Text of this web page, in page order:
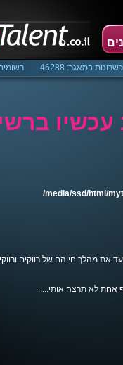
כשרונות במאגר: 46288 רשומים
עכשיו
/media/ssd/html/
אחת לא תרצה אותי......